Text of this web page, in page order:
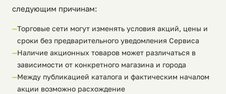
следующим причинам:
Торговые сети могут изменять условия акций, цены и
сроки без предварительного уведомления Сервиса
Наличие акционных товаров может различаться в
зависимости от конкретного магазина и города
Между публикацией каталога и фактическим началом
акции возможно расхождение